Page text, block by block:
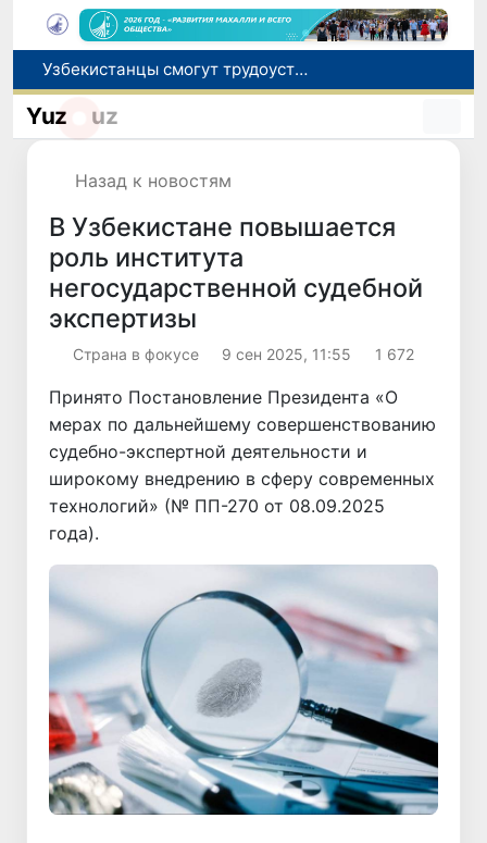
Узбекистанцы смогут трудоустроиться на сезонные сельхозработы в США по программе H-2A
В шести городах Ташкентской области модернизируют систему общественного транспорта
Yuz uz
Назад к новостям
В Узбекистане повышается
роль института
негосударственной судебной
экспертизы
Страна в фокусе 9 сен 2025, 11:55 1 672
Принято Постановление Президента «О
мерах по дальнейшему совершенствованию
судебно-экспертной деятельности и
широкому внедрению в сферу современных
технологий» (№ ПП-270 от 08.09.2025
года).